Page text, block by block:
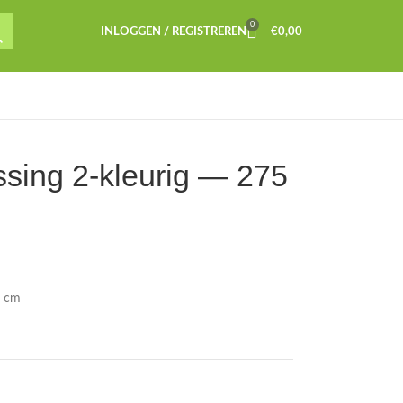
INLOGGEN / REGISTREREN
0
€0,00
2-kleurig — 275
cm